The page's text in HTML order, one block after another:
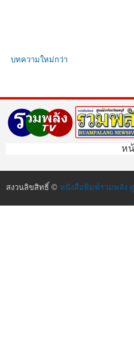
บทความใหม่กว่า
ห
สงวนลิขสิทธิ์ © หนังสือพิมพ์รวมพลัง